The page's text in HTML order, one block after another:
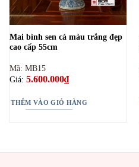
Mai bình sen cá màu trắng đẹp
cao cấp 55cm
Mã: MB15
Giá: 5.600.000₫
THÊM VÀO GIỎ HÀNG